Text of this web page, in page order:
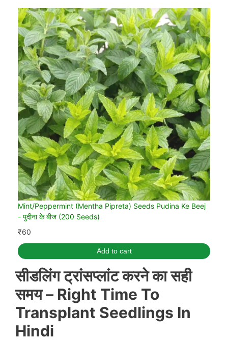
Mint/Peppermint (Mentha Pipreta) Seeds Pudina Ke Beej
- पुदीना के बीज (200 Seeds)
₹60
Add to cart
सीडलिंग ट्रांसप्लांट करने का सही
समय – Right Time To
Transplant Seedlings In
Hindi